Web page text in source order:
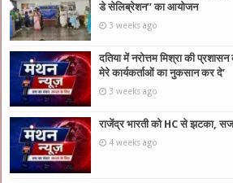
डे सेलिब्रेशन” का आयोजन
3 weeks ago
दतिया में नरोत्तम मिश्रा की
मेरे कार्यकर्ताओं का नुकसान कर दे’
3 weeks ago
राजेंद्र भारती को HC से झटका,
4 weeks ago